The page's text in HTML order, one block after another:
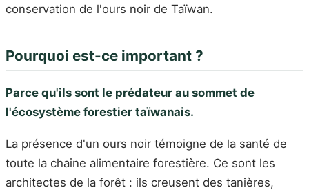
conservation de l'ours noir de Taïwan.
Pourquoi est-ce important ?
Parce qu'ils sont le prédateur au sommet de
l'écosystème forestier taïwanais.
La présence d'un ours noir témoigne de la santé de
toute la chaîne alimentaire forestière. Ce sont les
architectes de la forêt : ils creusent des tanières,